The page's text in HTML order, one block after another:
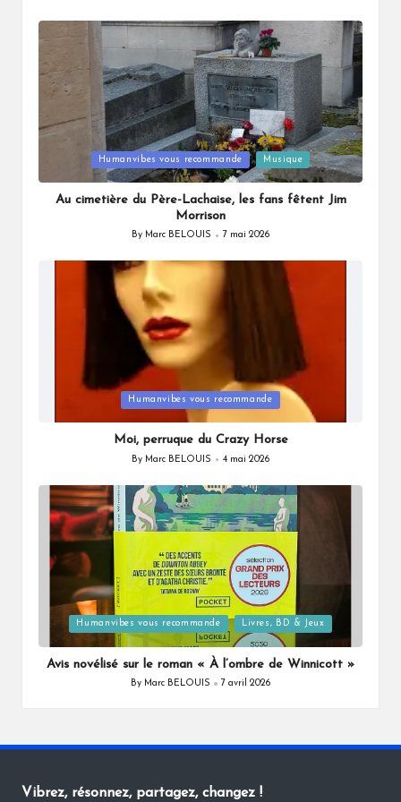
Humanvibes vous recommande Musique
Au cimetière du Père-Lachaise, les fans fêtent Jim
Morrison
Posted
By Marc BELOUIS 7 mai 2026
Humanvibes vous recommande
Moi, perruque du Crazy Horse
Posted
By Marc BELOUIS 4 mai 2026
Posted
in
Humanvibes vous recommande Livres, BD & Jeux
Avis novélisé sur le roman « À l’ombre de Winnicott »
Posted
By Marc BELOUIS 7 avril 2026
Vibrez, résonnez, partagez, changez !